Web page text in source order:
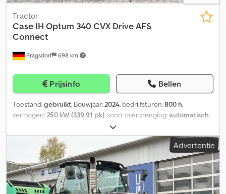
Pragsdorf 698 km
Tractor
Case IH Optum 340 CVX Drive AFS
Connect
Prijsinfo Bellen
Toestand:gebruikt, Bouwjaar:2024, bedrijfsturen:800 h,
vermogen:250 kW (339,91 pk), soort overbrenging:automatisch,
, maximale snelheid:
650/60R34, achterbandmaat:900/60R42, bandenmaten:
900/60R42, Uitrusting:
airconditioning, boordcomputer, cabine,
luchtdrukrem, vierwielaandrijving, voorste aftakas, Banden
(voor): 650/60R34, banden (achter): 900/60R42, draaiuren: 800,
driepunts- / hefinrichting, elektronische hefinrichtingsregeling
(EHR), radio, zwaailamp, bedieningsventiel - dubbelwerkend (5x),
Advertentie